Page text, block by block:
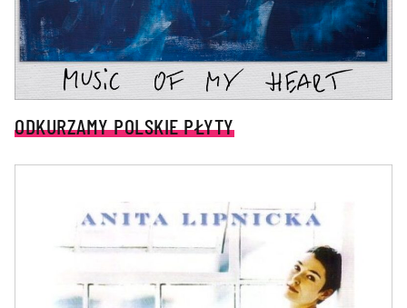
ODKURZAMY POLSKIE PŁYTY